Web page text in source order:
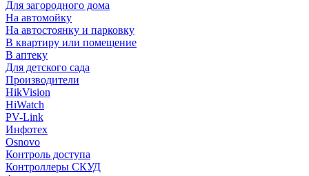
Для загородного дома
На автомойку
На автостоянку и парковку
В квартиру или помещение
В аптеку
Для детского сада
Производители
HikVision
HiWatch
PV-Link
Инфотех
Osnovo
Контроль доступа
Контроллеры СКУД